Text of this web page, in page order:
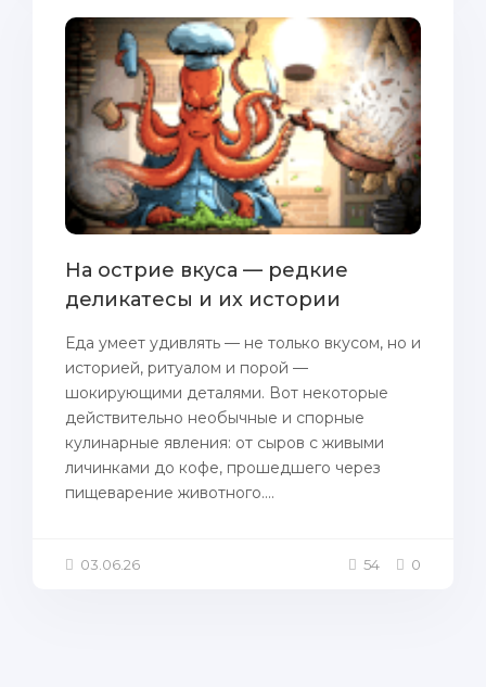
На острие вкуса — редкие
деликатесы и их истории
Еда умеет удивлять — не только вкусом, но и
историей, ритуалом и порой —
шокирующими деталями. Вот некоторые
действительно необычные и спорные
кулинарные явления: от сыров с живыми
личинками до кофе, прошедшего через
пищеварение животного....
03.06.26 54 0